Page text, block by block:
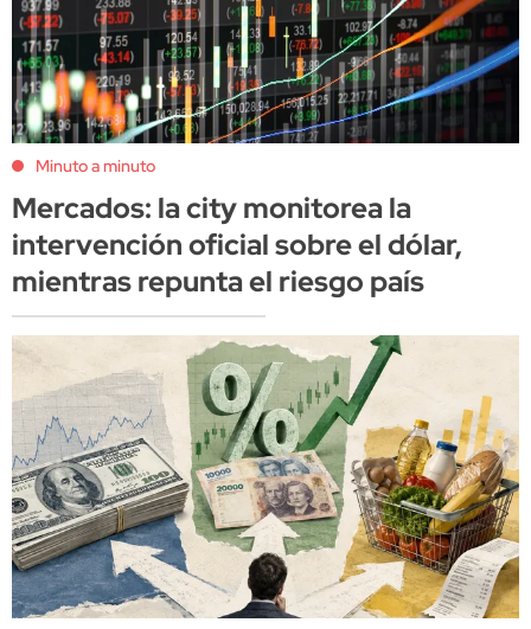
Minuto a minuto
Mercados: la city monitorea la
intervención oficial sobre el dólar,
mientras repunta el riesgo país